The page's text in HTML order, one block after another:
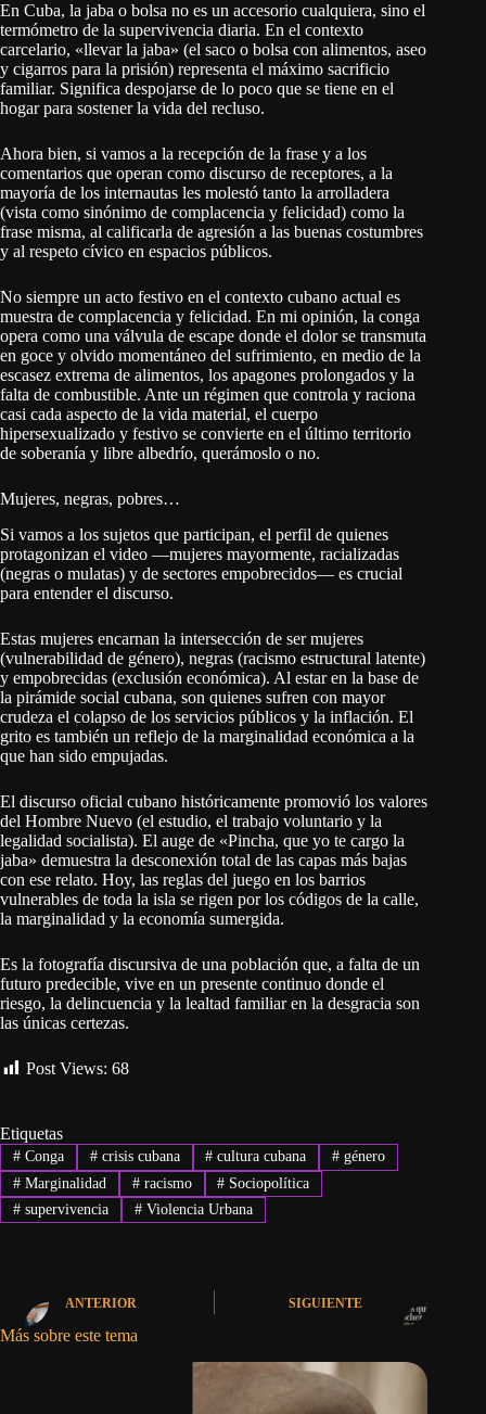
En Cuba, la jaba o bolsa no es un accesorio cualquiera, sino el
termómetro de la supervivencia diaria. En el contexto
carcelario, «llevar la jaba» (el saco o bolsa con alimentos, aseo
y cigarros para la prisión) representa el máximo sacrificio
familiar. Significa despojarse de lo poco que se tiene en el
hogar para sostener la vida del recluso.
Ahora bien, si vamos a la recepción de la frase y a los
comentarios que operan como discurso de receptores, a la
mayoría de los internautas les molestó tanto la arrolladera
(vista como sinónimo de complacencia y felicidad) como la
frase misma, al calificarla de agresión a las buenas costumbres
y al respeto cívico en espacios públicos.
No siempre un acto festivo en el contexto cubano actual es
muestra de complacencia y felicidad. En mi opinión, la conga
opera como una válvula de escape donde el dolor se transmuta
en goce y olvido momentáneo del sufrimiento, en medio de la
escasez extrema de alimentos, los apagones prolongados y la
falta de combustible. Ante un régimen que controla y raciona
casi cada aspecto de la vida material, el cuerpo
hipersexualizado y festivo se convierte en el último territorio
de soberanía y libre albedrío, querámoslo o no.
Mujeres, negras, pobres…
Si vamos a los sujetos que participan, el perfil de quienes
protagonizan el video —mujeres mayormente, racializadas
(negras o mulatas) y de sectores empobrecidos— es crucial
para entender el discurso.
Estas mujeres encarnan la intersección de ser mujeres
(vulnerabilidad de género), negras (racismo estructural latente)
y empobrecidas (exclusión económica). Al estar en la base de
la pirámide social cubana, son quienes sufren con mayor
crudeza el colapso de los servicios públicos y la inflación. El
grito es también un reflejo de la marginalidad económica a la
que han sido empujadas.
El discurso oficial cubano históricamente promovió los valores
del Hombre Nuevo (el estudio, el trabajo voluntario y la
legalidad socialista). El auge de «Pincha, que yo te cargo la
jaba» demuestra la desconexión total de las capas más bajas
con ese relato. Hoy, las reglas del juego en los barrios
vulnerables de toda la isla se rigen por los códigos de la calle,
la marginalidad y la economía sumergida.
Es la fotografía discursiva de una población que, a falta de un
futuro predecible, vive en un presente continuo donde el
riesgo, la delincuencia y la lealtad familiar en la desgracia son
las únicas certezas.
Post Views: 68
Etiquetas
#Conga #crisis cubana # cultura cubana # género
#Marginalidad #racismo # Sociopolítica
#supervivencia #Violencia Urbana
ANTERIOR SIGUIENTE
Más sobre este tema